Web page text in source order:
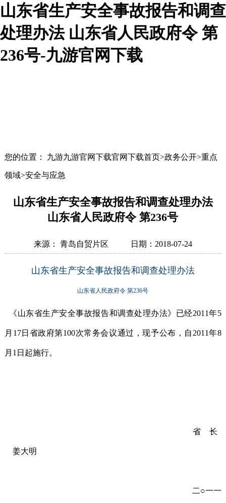
山东省生产安全事故报告和调查
处理办法 山东省人民政府令 第
236号-九游官网下载
您的位置： 九游九游官网下载官网下载首页>政务公开>重点
领域>安全与应急
山东省生产安全事故报告和调查处理办法
山东省人民政府令 第236号
来源： 青岛自贸片区 日期：2018-07-24
山东省生产安全事故报告和调查处理办法
山东省人民政府令 第236号
《山东省生产安全事故报告和调查处理办法》已经2011年5
月17日省政府第100次常务会议通过，现予公布，自2011年8
月1日起施行。
省 长
姜大明
二○一一